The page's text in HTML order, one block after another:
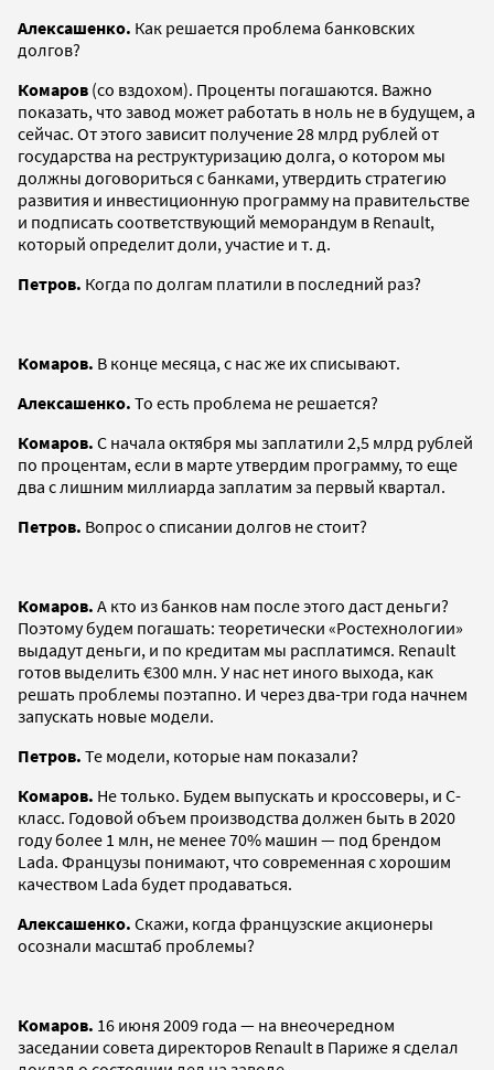
Алексашенко. Как решается проблема банковских
долгов?
Комаров (со вздохом). Проценты погашаются. Важно
показать, что завод может работать в ноль не в будущем, а
сейчас. От этого зависит получение 28 млрд рублей от
государства на реструктуризацию долга, о котором мы
должны договориться с банками, утвердить стратегию
развития и инвестиционную программу на правительстве
и подписать соответствующий меморандум в Renault,
который определит доли, участие и т. д.
Петров. Когда по долгам платили в последний раз?
Комаров. В конце месяца, с нас же их списывают.
Алексашенко. То есть проблема не решается?
Комаров. С начала октября мы заплатили 2,5 млрд рублей
по процентам, если в марте утвердим программу, то еще
два с лишним миллиарда заплатим за первый квартал.
Петров. Вопрос о списании долгов не стоит?
Комаров. А кто из банков нам после этого даст деньги?
Поэтому будем погашать: теоретически «Ростехнологии»
выдадут деньги, и по кредитам мы расплатимся. Renault
готов выделить €300 млн. У нас нет иного выхода, как
решать проблемы поэтапно. И через два-три года начнем
запускать новые модели.
Петров. Те модели, которые нам показали?
Комаров. Не только. Будем выпускать и кроссоверы, и С-
класс. Годовой объем производства должен быть в 2020
году более 1 млн, не менее 70% машин — под брендом
Lada. Французы понимают, что современная с хорошим
качеством Lada будет продаваться.
Алексашенко. Скажи, когда французские акционеры
осознали масштаб проблемы?
Комаров. 16 июня 2009 года — на внеочередном
заседании совета директоров Renault в Париже я сделал